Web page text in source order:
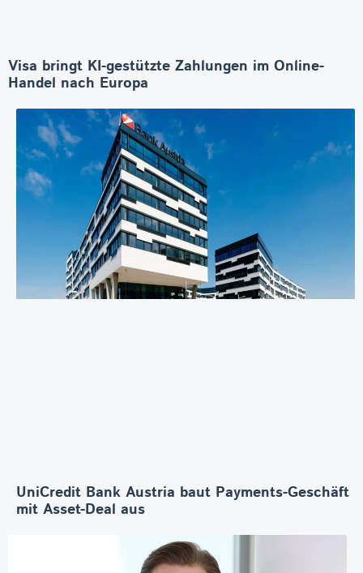
Visa bringt KI-gestützte Zahlungen im Online-
Handel nach Europa
UniCredit Bank Austria baut Payments-Geschäft
mit Asset-Deal aus